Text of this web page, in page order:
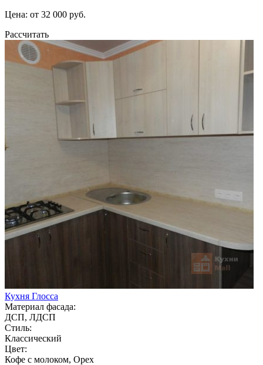
Цена: от 32 000 руб.
Рассчитать
Кухня Глосса
Материал фасада:
ДСП, ЛДСП
Стиль:
Классический
Цвет:
Кофе с молоком, Орех